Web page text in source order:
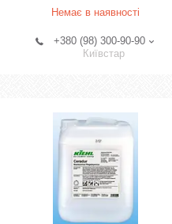
Немає в наявності
+380 (98) 300-90-90
Київстар